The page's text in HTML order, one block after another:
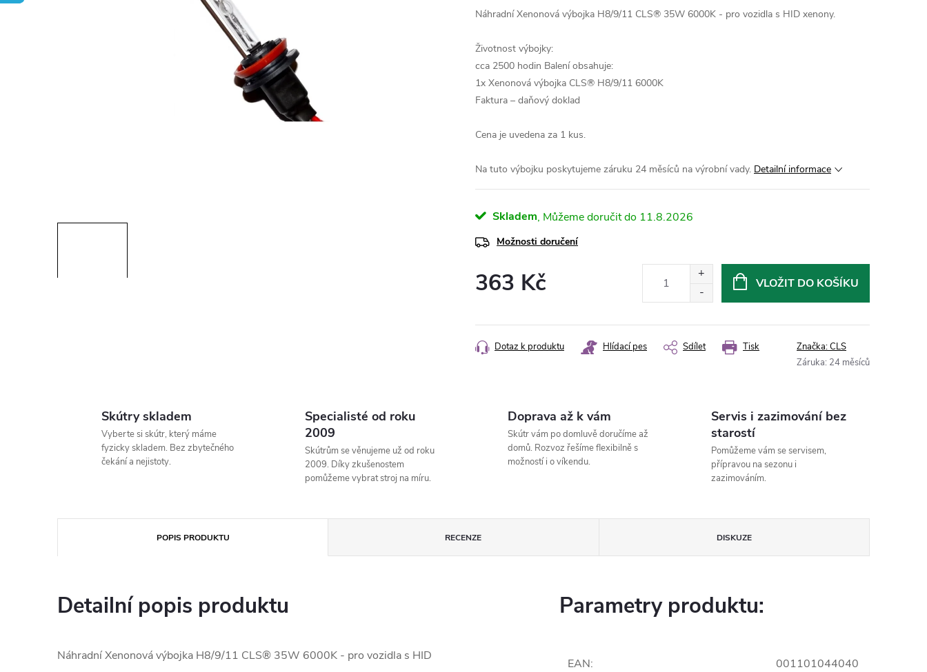
Náhradní Xenonová výbojka H8/9/11 CLS® 35W 6000K - pro vozidla s HID xenony.
Životnost výbojky:
cca 2500 hodin Balení obsahuje:
1x Xenonová výbojka CLS® H8/9/11 6000K
Faktura – daňový doklad
Cena je uvedena za 1 kus.
Na tuto výbojku poskytujeme záruku 24 měsíců na výrobní vady. Detailní informace
Skladem 11.8.2026
Možnosti doručení
363 Kč VLOŽIT DO KOŠÍKU
Tisk
Dotaz k produktu Hlídací pes Sdílet Značka:CLS
Záruka: 24 měsíců
Skútry skladem
Vyberte si skútr, který máme
fyzicky skladem. Bez zbytečného
čekání a nejistoty.
Specialisté od roku
2009
Skútrům se věnujeme už od roku
2009. Díky zkušenostem
pomůžeme vybrat stroj na míru.
Doprava až k vám
Skútr vám po domluvě doručíme až
domů. Rozvoz řešíme flexibilně s
možností i o víkendu.
Servis i zazimování bez
starostí
Pomůžeme vám se servisem,
přípravou na sezonu i
zazimováním.
POPIS PRODUKTU RECENZE DISKUZE
Detailní popis produktu
Náhradní Xenonová výbojka H8/9/11 CLS® 35W 6000K - pro vozidla s HID
Parametry produktu:
EAN: 001101044040